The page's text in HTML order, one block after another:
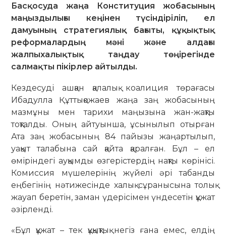
Басқосуда жаңа Конституция жобасының
маңыздылығы кеңінен түсіндіріліп, ел
дамуының стратегиялық бағыты, құқықтық
реформалардың мәні және алдағы
жалпыхалықтық таңдау төңірегінде
салмақты пікірлер айтылды.
Кездесуді ашқан қалалық коалиция төрағасы
Ибадулла Құттықожаев жаңа заң жобасының
мазмұны мен тарихи маңызына жан-жақты
тоқталды. Оның айтуынша, ұсынылып отырған
Ата заң жобасының 84 пайызы жаңартылып,
уақыт талабына сай қайта қаралған. Бұл – ел
өміріндегі ауқымды өзгерістердің нақты көрінісі.
Комиссия мүшелерінің жүйелі әрі табанды
еңбегінің нәтижесінде халық сұранысына толық
жауап беретін, заман үдерісімен үндесетін құжат
әзірленді.
«Бұл құжат – тек құқықтық негіз ғана емес, елдің